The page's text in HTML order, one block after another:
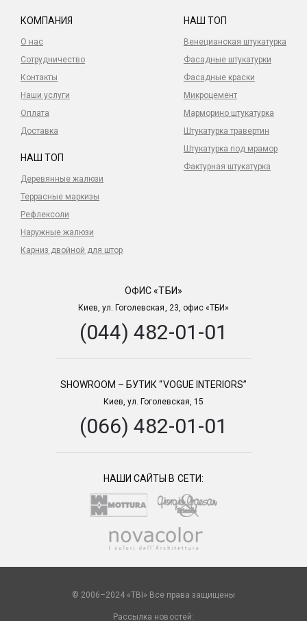
КОМПАНИЯ
О нас
Сотрудничество
Контакты
Наши услуги
Оплата
Доставка
НАШ ТОП
Венецианская штукатурка
Фасадные штукатурки
Фасадные краски
Микроцемент
Марморино штукатурка
Штукатурка травертин
Штукатурка под мрамор
Фактурная штукатурка
НАШ ТОП
Деревянные жалюзи
Террасные маркизы
Рефлексоли
Наружные жалюзи
Карниз двойной для штор
ОФИС «ТБИ»
Киев, ул. Гоголевская, 23, офис «ТБИ»
(044) 482-01-01
SHOWROOM – БУТИК “VOGUE INTERIORS”
Киев, ул. Гоголевская, 15
(066) 482-01-01
НАШИ САЙТЫ В СЕТИ:
© 2006–2024 «TBI» Все права защищены
Рассылка новостей: